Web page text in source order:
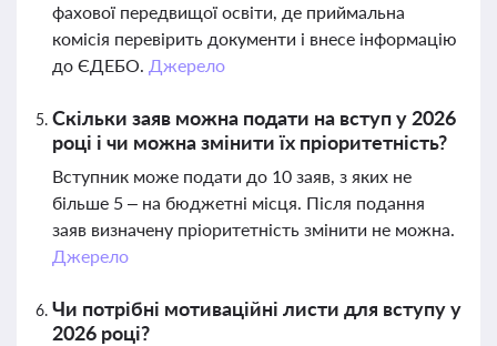
фахової передвищої освіти, де приймальна
комісія перевірить документи і внесе інформацію
до ЄДЕБО. Джерело
Скільки заяв можна подати на вступ у 2026
році і чи можна змінити їх пріоритетність?
Вступник може подати до 10 заяв, з яких не
більше 5 – на бюджетні місця. Після подання
заяв визначену пріоритетність змінити не можна.
Джерело
Чи потрібні мотиваційні листи для вступу у
2026 році?